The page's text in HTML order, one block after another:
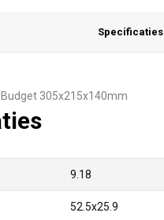
Specificaties
305x215x140mm
9.18
52.5x25.9